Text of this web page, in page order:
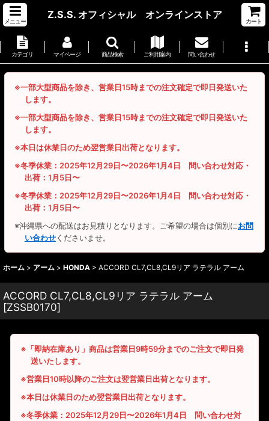
メニュー
Z.S.S. オフィシャル オンラインストア
カート
カテゴリ マイページ 商品検索 ご利用案内 問い合わせ
※一部大型商品を除き、営業日15時までの注文確定で即日発送いた
します。
※一部大型商品を除き、営業日15時までの注文確定で即日発送いた
します。
※本日は休業日のため翌営業日出荷となります。
※冬季休業：2025年12月29日〜2026年1月4日 問い合わせ対応・
出荷：1月5日〜
※冬季休業：2025年12月29日〜2026年1月4日 問い合わせ対応・
出荷：1月5日〜
※沖縄県への配送はお見積りとなります。ご希望の場合は個別にお問
い合わせくださいませ。
ホーム > アーム > HONDA > ACCORD CL7,CL8,CL9リア ラテラル アーム
ACCORD CL7,CL8,CL9リア ラテラル アーム
[ZSSB0170]
※「即納在庫あり」商品は営業日9時59分までのご注文で即日発
送いたします。
※営業日10時以降のご注文は翌営業日出荷となります。
※本日は休業日のため翌営業日出荷となります。
※冬季休業：2025年12月29日〜2026年1月4日 問い合わせ対